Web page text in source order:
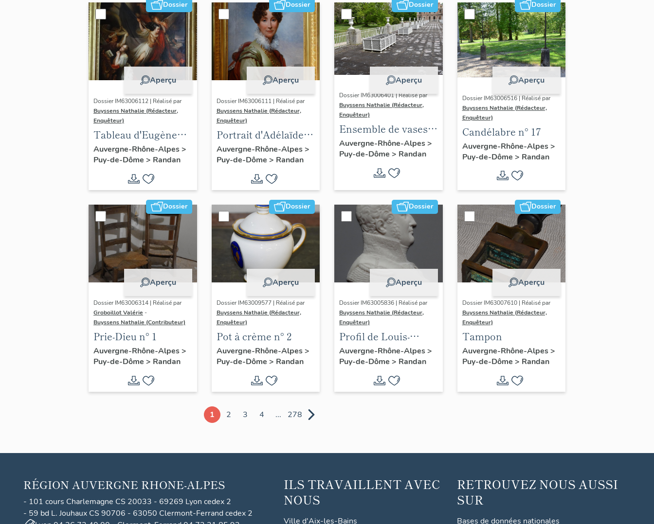
Dossier
Aperçu
Dossier IM63006112 | Réalisé par
Buyssens Nathalie (Rédacteur,
Enquêteur)
Tableau d'Eugène
Romain Van
Maldeghem - " La
prière de Marie-
Amélie "
Auvergne-Rhône-Alpes>
Puy-de-Dôme > Randan
Dossier
Aperçu
Dossier IM63006111 | Réalisé par
Buyssens Nathalie (Rédacteur,
Enquêteur)
Portrait d'Adélaïde
d'Orléans, d'après
François Gérard
Auvergne-Rhône-Alpes>
Puy-de-Dôme > Randan
Dossier
Aperçu
Dossier IM63006401 | Réalisé par
Buyssens Nathalie (Rédacteur,
Enquêteur)
Ensemble de vases
Médicis en fonte
peints (33)
Auvergne-Rhône-Alpes>
Puy-de-Dôme > Randan
Dossier
Aperçu
Dossier IM63006516 | Réalisé par
Buyssens Nathalie (Rédacteur,
Enquêteur)
Candélabre n° 17
Auvergne-Rhône-Alpes>
Puy-de-Dôme > Randan
Dossier
Aperçu
Dossier IM63006314 | Réalisé par
Groboillot Valérie -
Buyssens Nathalie (Contributeur)
Prie-Dieu n° 1
Auvergne-Rhône-Alpes>
Puy-de-Dôme > Randan
Dossier
Aperçu
Dossier IM63009577 | Réalisé par
Buyssens Nathalie (Rédacteur,
Enquêteur)
Pot à crème n° 2
Auvergne-Rhône-Alpes>
Puy-de-Dôme > Randan
Dossier
Aperçu
Dossier IM63005836 | Réalisé par
Buyssens Nathalie (Rédacteur,
Enquêteur)
Profil de Louis-
Philippe duc
d'Orléans en
porcelaine de Sèvres
Auvergne-Rhône-Alpes>
Puy-de-Dôme > Randan
Dossier
Aperçu
Dossier IM63007610 | Réalisé par
Buyssens Nathalie (Rédacteur,
Enquêteur)
Tampon
Auvergne-Rhône-Alpes>
Puy-de-Dôme > Randan
1 2 3 4 ... 278
RÉGION AUVERGNE RHONE-ALPES
- 101 cours Charlemagne CS 20033 - 69269 Lyon cedex 2
- 59 bd L. Jouhaux CS 90706 - 63050 Clermont-Ferrand cedex 2
ILS TRAVAILLENT AVEC
NOUS
Ville d'Aix-les-Bains
RETROUVEZ NOUS AUSSI
SUR
Bases de données nationales